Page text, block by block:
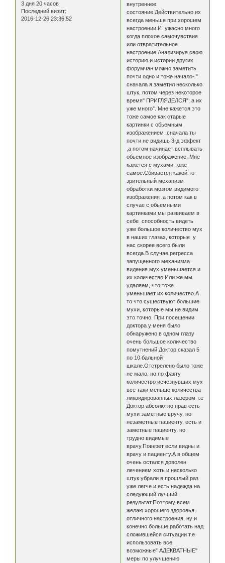
3 дня 20 часов
Последний визит:
2016-12-26 23:36:52
внутреннее
состояние.Действительно их
всегда меньше при хорошем
настроении.И ужасно много
когда плохое самочувствие
или отвратительное
настроение.Анализируя свою
историю и истории других
форумчан можно заметить
почти одно и тоже начало- "
сначала я заметил несколько
штук, потом через некоторое
время" ПРИГЛЯДЕЛСЯ", а их
уже много". Мне кажется это
тоже самое как старые
картинки с обьемным
изображением ,сначала ты
почти не видишь 3-д эффект
,а потом начинает всплывать
обьемное изображение. Мне
кажется с мухами тоже
самое.Сбивается какой то
зрительный механизм
обработки мозгом видимого
изображения ,а потом как в
случае с обьемными
картинками мы развиваем в
себе способность видеть
уже большое количество мух
в наших глазах, которые у
нас скорее всего были
всегда.В случае регресса
запущенного механизма
видения мух уменьшается и
их количество.Или же мы
удаляем, что тоже
уменьшает их количество.А
то что существуют большие
мухи, которые мы не видим
это точно. При посещении
доктора у меня было
обнаружено в одном глазу
очень большое количество
помутнений Доктор сказал 5
по 10 бальной
шкале.Отстрелено было тоже
не мало, но по факту
количество исчезнувших мух
все таки меньше количества
ликвидированных лазером т.е
Доктор абсолютно прав есть
мухи заметные вручу, но
незаметные пациенту, есть и
заметные пациенту, но
трудно видимые
врачу.Повезет если видны и
врачу и пациенту.А в общем
очень остался доволен
лечением хоть и несколько
штук убрали в прошлый раз
уже легче и есть надежда на
следующий лучший
результат.Поэтому всем
желаю хорошего здоровья,
отличного настроения, ну и
конечно больше работать над
сложившейся ситуации т.е
использовать все
возможные" АДЕКВАТНЫЕ"
меры по улучшению